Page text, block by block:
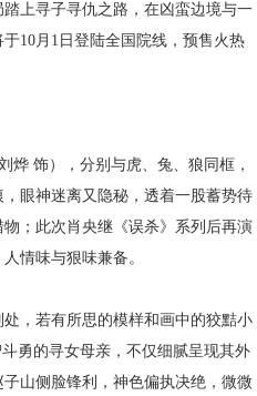
上寻子寻仇之路，在凶蛮边境与一
于10月 1 日登陆全国院线，预售火热
烨 饰），分别与虎、兔、狼同框，
眼神迷离又隐秘，透着一股蓄势待
；此次肖央继《误杀》系列后再演
情味与狠味兼备。
，若有所思的模样和画中的狡黠小
勇的寻女母亲，不仅细腻呈现其外
山侧脸锋利，神色偏执决绝，微微